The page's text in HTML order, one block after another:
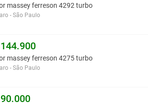
massey ferreson 4292 turbo
- São Paulo
massey ferreson 4275 turbo
- São Paulo